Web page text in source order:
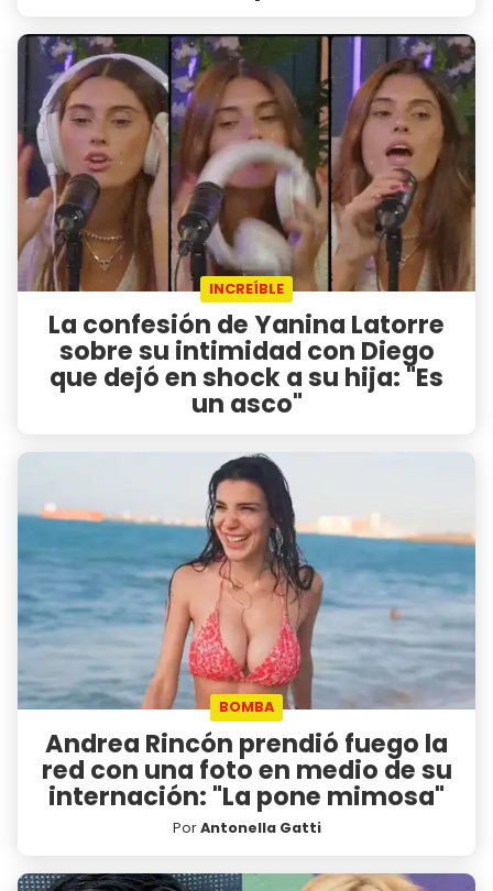
INCREÍBLE
La confesión de Yanina Latorre
sobre su intimidad con Diego
que dejó en shock a su hija: "Es
un asco"
BOMBA
Andrea Rincón prendió fuego la
red con una foto en medio de su
internación: "La pone mimosa"
PorAntonella Gatti